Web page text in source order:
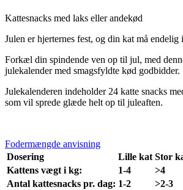
Kattesnacks med laks eller andekød
Julen er hjerternes fest, og din kat må endelig
Forkæl din spindende ven op til jul, med
julekalender med smagsfyldte kød godbidder.
Julekalenderen indeholder 24 katte snacks
som vil sprede glæde helt op til juleaften.
Fodermængde anvisning
Dosering
Lille kat Stor
Kattens vægt i kg:
1-4
>4
Antal kattesnacks pr. dag: 1-2
>2-3